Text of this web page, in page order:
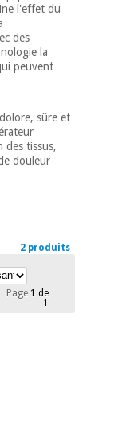
l'effet du
des
la
peuvent
sûre et
des tissus,
douleur
2 produits
Page1 de
1